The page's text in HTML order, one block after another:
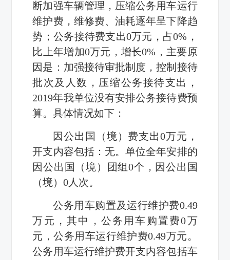
断加强车辆管理，压缩公务用车运行
维护费，维修费、油耗逐年呈下降趋
势；公务接待费支出0万元，占0%，
比上年增加0万元，增长0%，主要原
因是：加强接待审批制度，控制接待
批次及人数，压缩公务接待支出，
2019年我单位没有安排公务接待费预
算。具体情况如下：
因公出国（境）费支出0万元，
开支内容包括：无。单位全年安排的
因公出国（境）团组0个，因公出国
（境）0人次。
公务用车购置及运行维护费0.49
万元，其中，公务用车购置费0万
元，公务用车运行维护费0.49万元。
公务用车运行维护费开支内容包括车